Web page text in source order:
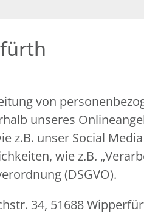
von
unseres
z.B. unser Social
wie z.B.
(DSGVO).
34, 51688